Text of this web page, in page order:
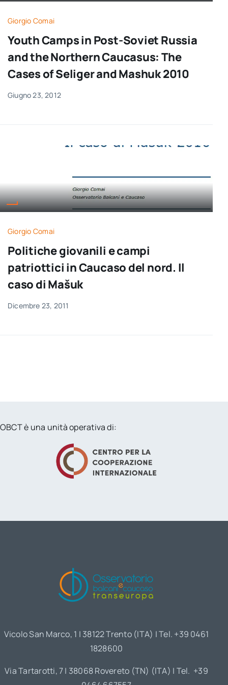
Newsletter
Ita
Giorgio Comai
Youth Camps in Post-Soviet Russia
and the Northern Caucasus: The
Cases of Seliger and Mashuk 2010
Giugno 23, 2012
Giorgio Comai
Politiche giovanili e campi
patriottici in Caucaso del nord. Il
caso di Mašuk
Dicembre 23, 2011
OBCT è una unità operativa di:
Vicolo San Marco, 1 | 38122 Trento (ITA) | Tel. +39 0461
1828600
Via Tartarotti, 7 | 38068 Rovereto (TN) (ITA) | Tel. +39